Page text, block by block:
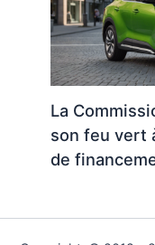
La
son feu vert
de